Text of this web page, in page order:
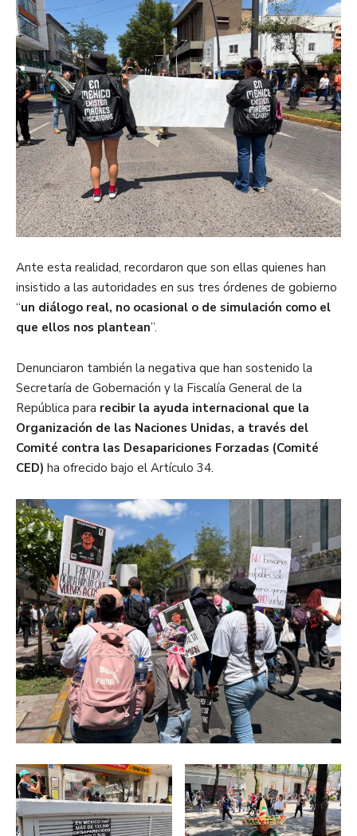
Ante esta realidad, recordaron que son ellas quienes han
insistido a las autoridades en sus tres órdenes de gobierno
“un diálogo real, no ocasional o de simulación como el
que ellos nos plantean”.
Denunciaron también la negativa que han sostenido la
Secretaría de Gobernación y la Fiscalía General de la
República para recibir la ayuda internacional que la
Organización de las Naciones Unidas, a través del
Comité contra las Desapariciones Forzadas (Comité
CED) ha ofrecido bajo el Artículo 34.